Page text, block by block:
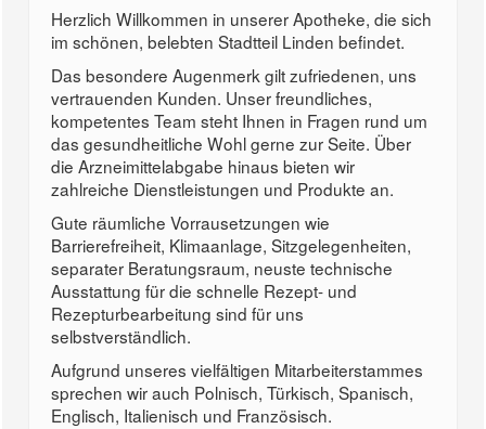
Herzlich Willkommen in unserer Apotheke, die sich
im schönen, belebten Stadtteil Linden befindet.
Das besondere Augenmerk gilt zufriedenen, uns
vertrauenden Kunden. Unser freundliches,
kompetentes Team steht Ihnen in Fragen rund um
das gesundheitliche Wohl gerne zur Seite. Über
die Arzneimittelabgabe hinaus bieten wir
zahlreiche Dienstleistungen und Produkte an.
Gute räumliche Vorrausetzungen wie
Barrierefreiheit, Klimaanlage, Sitzgelegenheiten,
separater Beratungsraum, neuste technische
Ausstattung für die schnelle Rezept- und
Rezepturbearbeitung sind für uns
selbstverständlich.
Aufgrund unseres vielfältigen Mitarbeiterstammes
sprechen wir auch Polnisch, Türkisch, Spanisch,
Englisch, Italienisch und Französisch.